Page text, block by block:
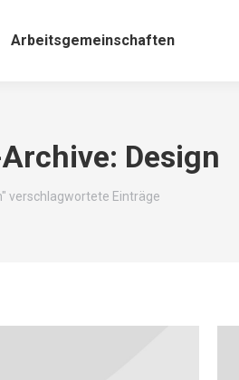
Arbeitsgemeinschaften
Design
verschlagwortete Einträge